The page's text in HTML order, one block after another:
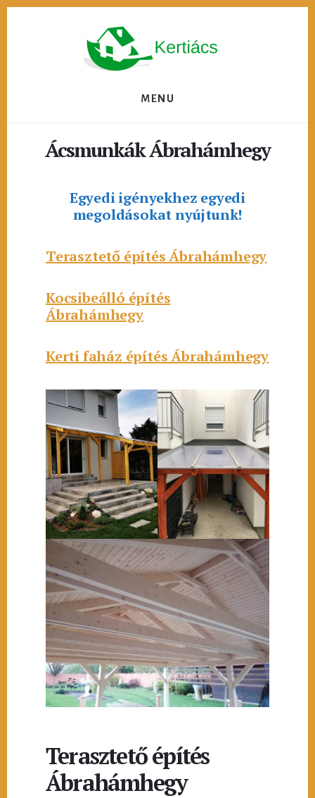
MENU
Ácsmunkák Ábrahámhegy
Egyedi igényekhez egyedi
megoldásokat nyújtunk!
Terasztető építés Ábrahámhegy
Kocsibeálló építés
Ábrahámhegy
Kerti faház építés Ábrahámhegy
Terasztető építés
Ábrahámhegy